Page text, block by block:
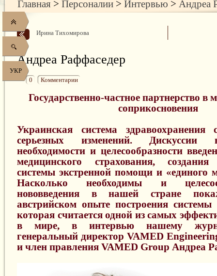
УКР
Главная > Персоналии > Интервью > Андреа
Ирина Тихомирова
Андреа Раффаседер
0 Комментарии
Государственно-частное партнерство в
соприкосновения
Украинская система здравоохранения
серьезных изменений. Дискуссии
необходимости и целесообразности
медицинского страхования, создания
системы экстренной помощи и «единого
Насколько необходимы и
нововведения в нашей стране
австрийском опыте построения системы
которая считается одной из самых
в мире, в интервью нашему
генеральный директор VAMED
и член правления VAMED Group Андреа